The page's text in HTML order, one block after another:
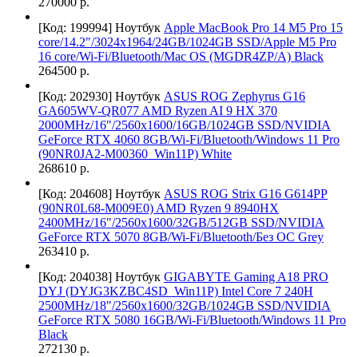
[Код: 199994] Ноутбук Apple MacBook Pro 14 M5 Pro 15
core/14.2"/3024x1964/24GB/1024GB SSD/Apple M5 Pro
16 core/Wi-Fi/Bluetooth/Mac OS (MGDR4ZP/A) Black
264500 р.
[Код: 202930] Ноутбук ASUS ROG Zephyrus G16
GA605WV-QR077 AMD Ryzen AI 9 HX 370
2000MHz/16"/2560х1600/16GB/1024GB SSD/NVIDIA
GeForce RTX 4060 8GB/Wi-Fi/Bluetooth/Windows 11 Pro
(90NR0JA2-M00360_Win11P) White
268610 р.
[Код: 204608] Ноутбук ASUS ROG Strix G16 G614PP
(90NR0L68-M009E0) AMD Ryzen 9 8940HX
2400MHz/16"/2560х1600/32GB/512GB SSD/NVIDIA
GeForce RTX 5070 8GB/Wi-Fi/Bluetooth/Без ОС Grey
263410 р.
[Код: 204038] Ноутбук GIGABYTE Gaming A18 PRO
DYJ (DYJG3KZBC4SD_Win11P) Intel Core 7 240H
2500MHz/18"/2560x1600/32GB/1024GB SSD/NVIDIA
GeForce RTX 5080 16GB/Wi-Fi/Bluetooth/Windows 11 Pro
Black
272130 р.